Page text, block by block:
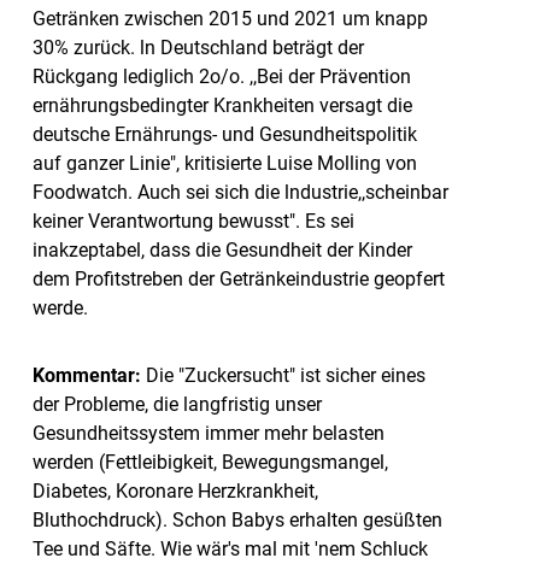
Getränken zwischen 2015 und 2021 um knapp
30% zurück. ln Deutschland beträgt der
Rückgang lediglich 2o/o. ,,Bei der Prävention
ernährungsbedingter Krankheiten versagt die
deutsche Ernährungs- und Gesundheitspolitik
auf ganzer Linie", kritisierte Luise Molling von
Foodwatch. Auch sei sich die lndustrie,,scheinbar
keiner Verantwortung bewusst". Es sei
inakzeptabel, dass die Gesundheit der Kinder
dem Profitstreben der Getränkeindustrie geopfert
werde.
Kommentar: Die "Zuckersucht" ist sicher eines
der Probleme, die langfristig unser
Gesundheitssystem immer mehr belasten
werden (Fettleibigkeit, Bewegungsmangel,
Diabetes, Koronare Herzkrankheit,
Bluthochdruck). Schon Babys erhalten gesüßten
Tee und Säfte. Wie wär's mal mit 'nem Schluck